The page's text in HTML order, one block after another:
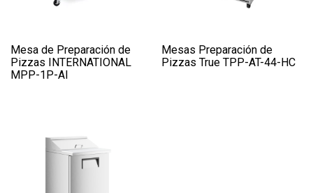
Mesa de Preparación de
Pizzas INTERNATIONAL
MPP-1P-AI
Mesas Preparación de
Pizzas True TPP-AT-44-HC